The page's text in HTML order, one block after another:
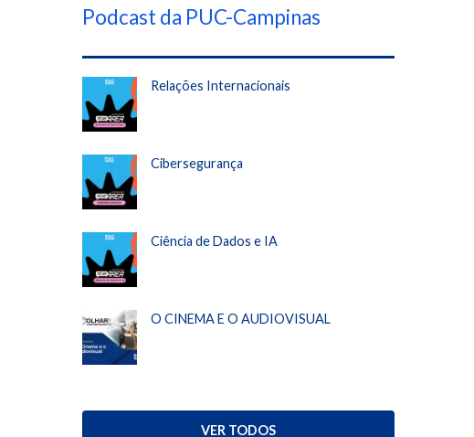
Podcast da PUC-Campinas
Relações Internacionais
Cibersegurança
Ciência de Dados e IA
O CINEMA E O AUDIOVISUAL
VER TODOS